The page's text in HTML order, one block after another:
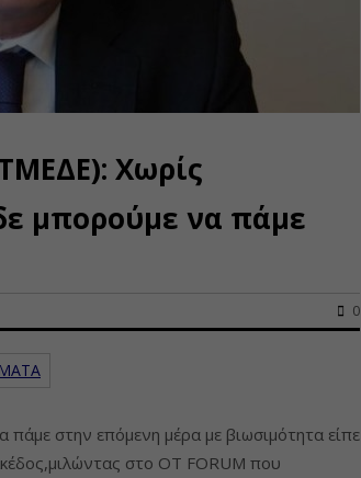
Χωρίς
μπορούμε να πάμε
0
στην επόμενη μέρα με βιωσιμότητα είπε
στο OT FORUM που